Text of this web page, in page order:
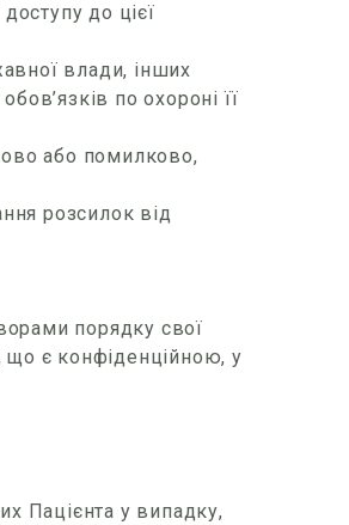
до цієї
влади, інших
по охороні її
або помилково,
розсилок від
порядку свої
що є конфіденційною, у
Пацієнта у випадку,